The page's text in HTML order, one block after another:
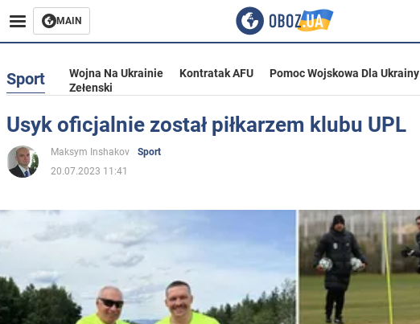
MAIN
Rozrywka
Polityka
Społeczeństwo
Wojna na Ukrainie
Sport Wojna Na Ukrainie Kontratak AFU Pomoc Wojskowa Dla Ukrainy
Zełenski
Usyk oficjalnie został piłkarzem klubu UPL
Maksym Inshakov
Sport
20.07.2023 11:41